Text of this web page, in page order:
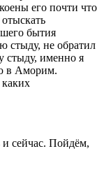
его почти что
бытия
стыду, не обратил
стыду, именно я
в Аморим.
сейчас. Пойдём,